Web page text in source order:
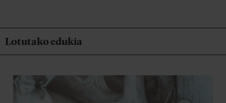
Lotutako edukia